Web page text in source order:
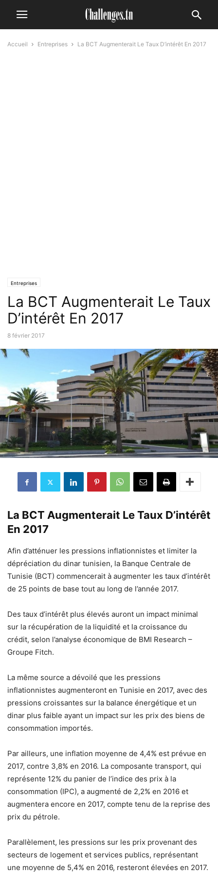
Accueil Entreprises La BCT Augmenterait Le Taux D’intérêt En 2017
Entreprises
La BCT Augmenterait Le Taux
D’intérêt En 2017
8 février 2017
La BCT Augmenterait Le Taux D’intérêt
En 2017
Afin d’atténuer les pressions inflationnistes et limiter la
dépréciation du dinar tunisien, la Banque Centrale de
Tunisie (BCT) commencerait à augmenter les taux d’intérêt
de 25 points de base tout au long de l’année 2017.
Des taux d’intérêt plus élevés auront un impact minimal
sur la récupération de la liquidité et la croissance du
crédit, selon l’analyse économique de BMI Research –
Groupe Fitch.
La même source a dévoilé que les pressions
inflationnistes augmenteront en Tunisie en 2017, avec des
pressions croissantes sur la balance énergétique et un
dinar plus faible ayant un impact sur les prix des biens de
consommation importés.
Par ailleurs, une inflation moyenne de 4,4% est prévue en
2017, contre 3,8% en 2016. La composante transport, qui
représente 12% du panier de l’indice des prix à la
consommation (IPC), a augmenté de 2,2% en 2016 et
augmentera encore en 2017, compte tenu de la reprise des
prix du pétrole.
Parallèlement, les pressions sur les prix provenant des
secteurs de logement et services publics, représentant
une moyenne de 5,4% en 2016, resteront élevées en 2017.